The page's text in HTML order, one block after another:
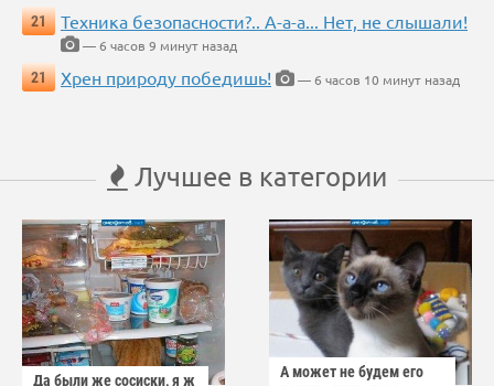
21
Техника безопасности?.. А-а-а... Нет, не слышали!
— 6 часов 9 минут назад
21
Хрен природу победишь! — 6 часов 10 минут назад
Лучшее в категории
Да были же сосиски, я ж
А может не будем его